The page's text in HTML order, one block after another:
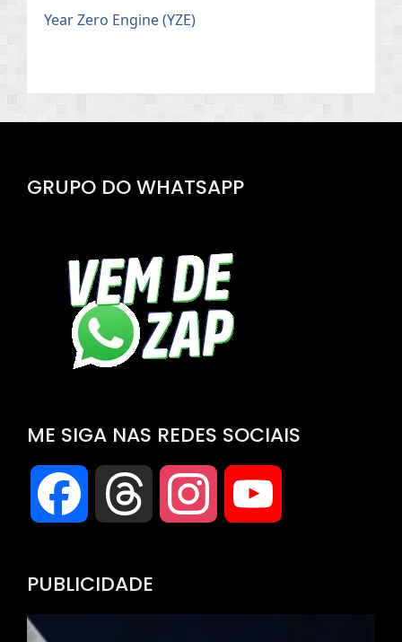
Year Zero Engine (YZE)
GRUPO DO WHATSAPP
ME SIGA NAS REDES SOCIAIS
Facebook Threads Instagram
PUBLICIDADE